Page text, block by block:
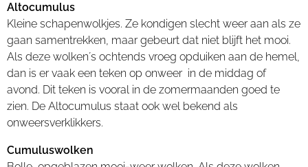
Altocumulus
Kleine schapenwolkjes. Ze kondigen slecht weer aan als ze
gaan samentrekken, maar gebeurt dat niet blijft het mooi.
Als deze wolken´s ochtends vroeg opduiken aan de hemel,
dan is er vaak een teken op onweer in de middag of
avond. Dit teken is vooral in de zomermaanden goed te
zien. De Altocumulus staat ook wel bekend als
onweersverklikkers.
Cumuluswolken